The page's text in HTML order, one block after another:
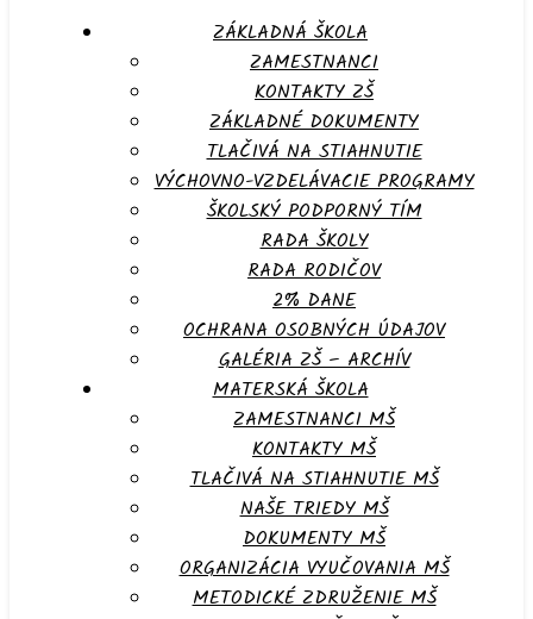
ZÁKLADNÁ ŠKOLA
ZAMESTNANCI
KONTAKTY ZŠ
ZÁKLADNÉ DOKUMENTY
TLAČIVÁ NA STIAHNUTIE
VÝCHOVNO-VZDELÁVACIE PROGRAMY
ŠKOLSKÝ PODPORNÝ TÍM
RADA ŠKOLY
RADA RODIČOV
2% DANE
OCHRANA OSOBNÝCH ÚDAJOV
GALÉRIA ZŠ – ARCHÍV
MATERSKÁ ŠKOLA
ZAMESTNANCI MŠ
KONTAKTY MŠ
TLAČIVÁ NA STIAHNUTIE MŠ
NAŠE TRIEDY MŠ
DOKUMENTY MŠ
ORGANIZÁCIA VYUČOVANIA MŠ
METODICKÉ ZDRUŽENIE MŠ